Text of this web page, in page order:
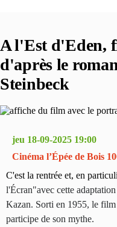
A l'Est d'Eden,
d'après le
Steinbeck
jeu 18-09-2025 19:00
Cinéma l’Épée de Bois
C'est la rentrée et, en
l'Écran"avec cette adaptation
Kazan. Sorti en 1955, le
participe de son mythe.